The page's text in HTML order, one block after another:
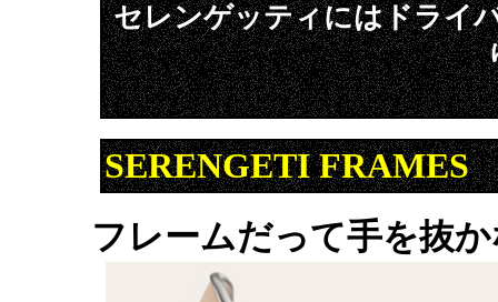
セレンゲッティにはドライ
SERENGETI
フレームだって手を抜